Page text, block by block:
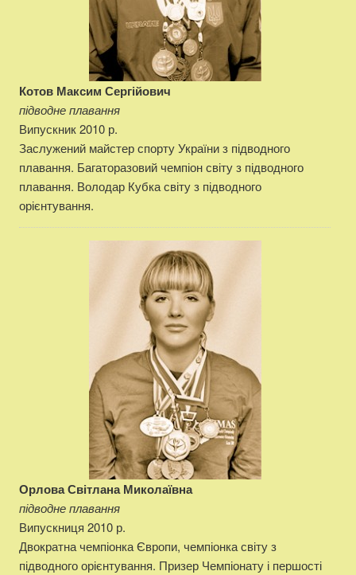
Котов Максим Сергійович
підводне плавання
Випускник 2010 р.
Заслужений майстер спорту України з підводного
плавання. Багаторазовий чемпіон світу з підводного
плавання. Володар Кубка світу з підводного
орієнтування.
Орлова Світлана Миколаївна
підводне плавання
Випускниця 2010 р.
Двократна чемпіонка Європи, чемпіонка світу з
підводного орієнтування. Призер Чемпіонату і першості